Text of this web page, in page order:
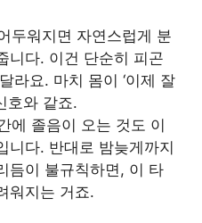
두워지면 자연스럽게 분
니다. 이건 단순히 피곤
라요. 마치 몸이 ‘이제 잘
호와 같죠.
에 졸음이 오는 것도 이
니다. 반대로 밤늦게까지
듬이 불규칙하면, 이 타
워지는 거죠.